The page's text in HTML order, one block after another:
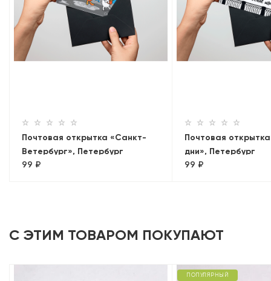
Почтовая открытка «Санкт-
Ветербург», Петербург
99 ₽
Почтовая
дни», Петербург
99 ₽
С ЭТИМ ТОВАРОМ ПОКУПАЮТ
ПОПУЛЯРНЫЙ